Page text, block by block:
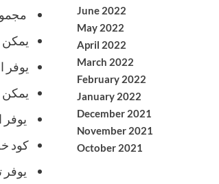
يمكن
يوفر
يمكن
يوفر
كود
June 2022
May 2022
April 2022
March 2022
February 2022
January 2022
December 2021
November 2021
October 2021